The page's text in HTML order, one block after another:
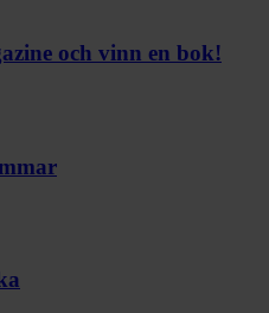
och vinn en bok!